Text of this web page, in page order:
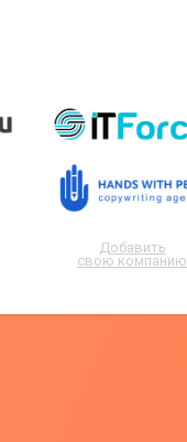
Добавить
свою компанию